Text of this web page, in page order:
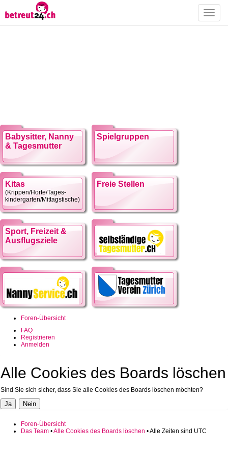
Toggle
Babysitter, Nanny
& Tagesmutter
Spielgruppen
Kitas
(Krippen/Horte/Tages-
kindergarten/Mittagstische)
Freie Stellen
Sport, Freizeit &
Ausflugsziele
Foren-Übersicht
FAQ
Registrieren
Anmelden
Alle Cookies des Boards löschen
Sind Sie sich sicher, dass Sie alle Cookies des Boards löschen möchten?
Foren-Übersicht
Das Team •Alle Cookies des Boards löschen • Alle Zeiten sind UTC